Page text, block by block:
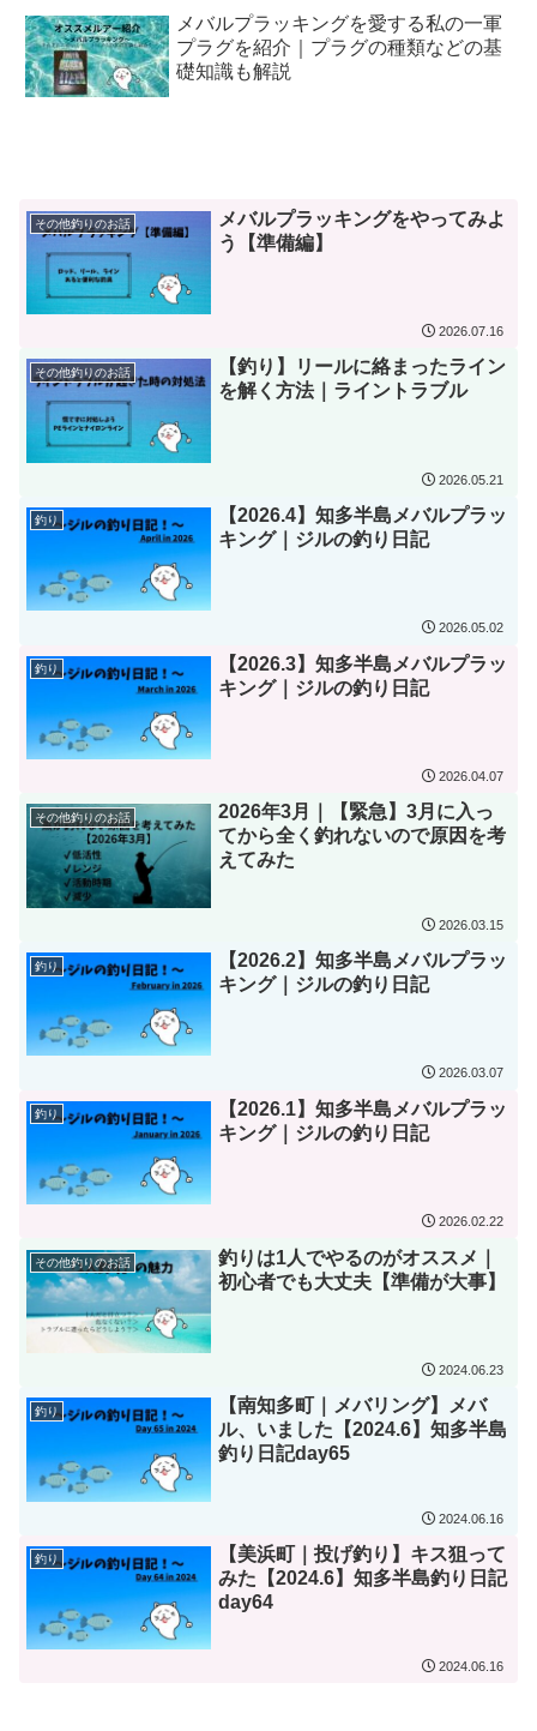
メバルプラッキングを愛する私の一軍
プラグを紹介｜プラグの種類などの基
礎知識も解説
その他釣りのお話
メバルプラッキングをやってみよ
う【準備編】
2026.07.16
その他釣りのお話
【釣り】リールに絡まったライン
を解く方法｜ライントラブル
2026.05.21
釣り
【2026.4】知多半島メバルプラッ
キング｜ジルの釣り日記
2026.05.02
釣り
【2026.3】知多半島メバルプラッ
キング｜ジルの釣り日記
2026.04.07
その他釣りのお話
2026年3月｜【緊急】3月に入っ
てから全く釣れないので原因を考
えてみた
2026.03.15
釣り
【2026.2】知多半島メバルプラッ
キング｜ジルの釣り日記
2026.03.07
釣り
【2026.1】知多半島メバルプラッ
キング｜ジルの釣り日記
2026.02.22
その他釣りのお話
釣りは1人でやるのがオススメ｜
初心者でも大丈夫【準備が大事】
2024.06.23
釣り
【南知多町｜メバリング】メバ
ル、いました【2024.6】知多半島
釣り日記day65
2024.06.16
釣り
【美浜町｜投げ釣り】キス狙って
みた【2024.6】知多半島釣り日記
day64
2024.06.16